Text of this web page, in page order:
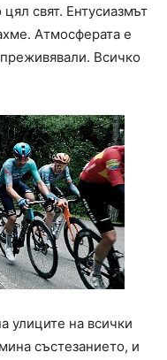
свят. Ентусиазмът
Атмосферата е
Всичко
улиците на всички
състезанието, и